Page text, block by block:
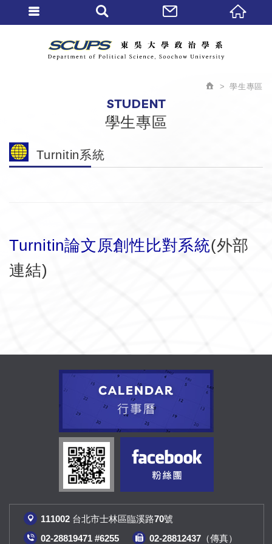
學生專區
STUDENT
學生專區
Turnitin系統
Turnitin論文原創性比對系統(外部
連結)
111002 台北市士林區臨溪路70號
02-28819471 #6255
02-28812437（傳真）